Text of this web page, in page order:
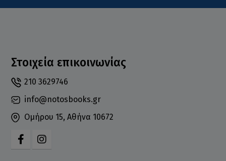
Στοιχεία επικοινωνίας
210 3629746
info@notosbooks.gr
Ομήρου 15, Αθήνα 10672